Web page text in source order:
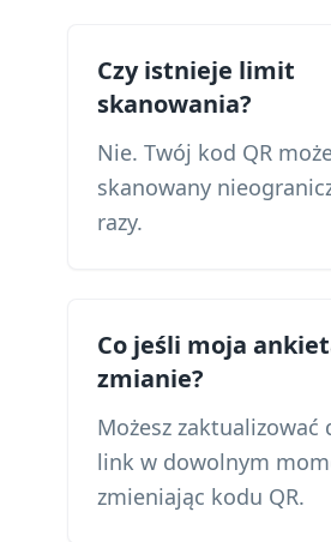
Czy istnieje limit
skanowania?
Nie. Twój kod QR
skanowany
razy.
Co jeśli moja
zmianie?
Możesz zaktualizować
link w dowolnym
zmieniając kodu QR.